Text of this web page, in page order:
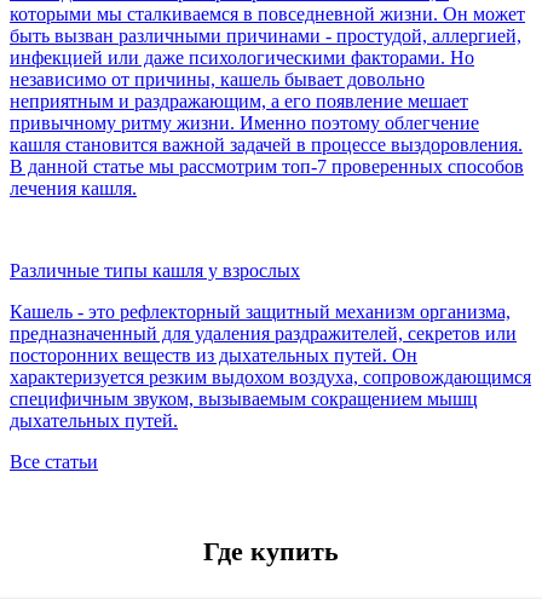
которыми мы сталкиваемся в повседневной жизни. Он может
быть вызван различными причинами - простудой, аллергией,
инфекцией или даже психологическими факторами. Но
независимо от причины, кашель бывает довольно
неприятным и раздражающим, а его появление мешает
привычному ритму жизни. Именно поэтому облегчение
кашля становится важной задачей в процессе выздоровления.
В данной статье мы рассмотрим топ-7 проверенных способов
лечения кашля.
Различные типы кашля у взрослых
Кашель - это рефлекторный защитный механизм организма,
предназначенный для удаления раздражителей, секретов или
посторонних веществ из дыхательных путей. Он
характеризуется резким выдохом воздуха, сопровождающимся
специфичным звуком, вызываемым сокращением мышц
дыхательных путей.
Все статьи
Где купить